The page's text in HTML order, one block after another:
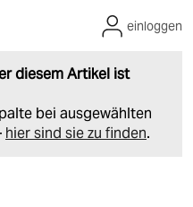
diesem Artikel ist
bei ausgewählten
hier sind sie zu finden.
einloggen